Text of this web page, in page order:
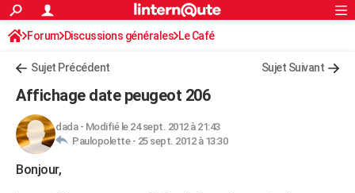
ACTUALITÉS
Politique
Société
Faits Divers
Education
Monde
Villes
+
FINANCE
Retraite
Impôts
Epargne
Immobilier
Risques naturels par ville
Banque
Assurance
Crédit
AUTO
Essais
Réserver un essai
Citadines
Berlines
SUV
Forum auto
+HIGH-TECH
S'inscrire
Connexion
Forum Discussions générales Le Café
Sujet Précédent Sujet Suivant
Affichage date peugeot 206
dada- Modifié le 24 sept. 2012 à 21:43
Paulopolette - 25 sept. 2012 à 13:30
Bonjour,